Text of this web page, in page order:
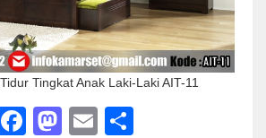
Tingkat Anak Laki-Laki AIT-11
Facebook
Mastodon
Email